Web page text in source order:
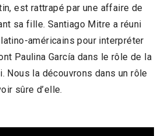
est rattrapé par une affaire de
sa fille. Santiago Mitre a réuni
américains pour interpréter
Paulina García dans le rôle de la
Nous la découvrons dans un rôle
sûre d’elle.